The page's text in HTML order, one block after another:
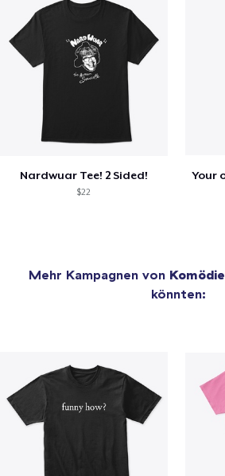
Nardwuar Tee! 2 Sided!
$22
Mehr Kampagnen von Komödie
könnten: